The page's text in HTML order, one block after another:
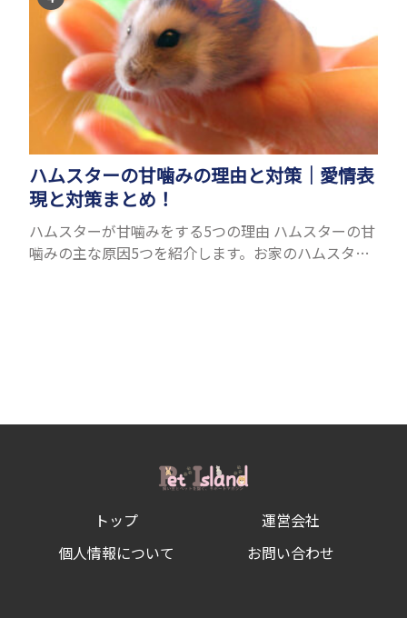
ハムスターの甘噛みの理由と対策｜愛情表
現と対策まとめ！
ハムスターが甘噛みをする5つの理由 ハムスターの甘
噛みの主な原因5つを紹介します。お家のハムスター
トップ
運営会社
個人情報について
お問い合わせ